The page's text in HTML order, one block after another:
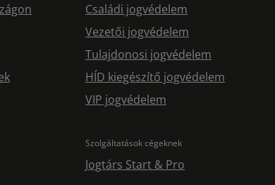
Családi jogvédelem
Vezetői jogvédelem
Tulajdonosi jogvédelem
HÍD kiegészítő jogvédelem
VIP jogvédelem
Szolgáltatások cégeknek
Jogtárs Start & Pro